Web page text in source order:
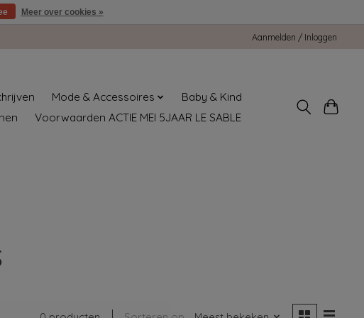
Aanmelden / Inloggen
Mode & Accessoires
Baby & Kind
Voorwaarden ACTIE MEI 5JAAR LE SABLE
Meer over cookies »